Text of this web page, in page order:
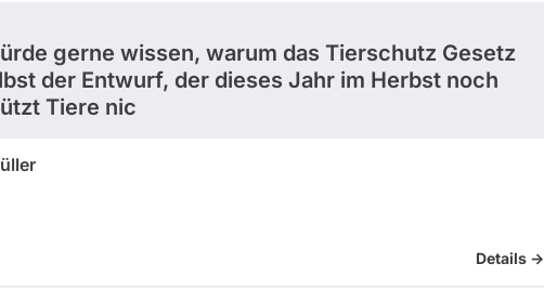
gerne wissen, warum das Tierschutz Gesetz
der Entwurf, der dieses Jahr im Herbst noch
Tiere nic
Details ->